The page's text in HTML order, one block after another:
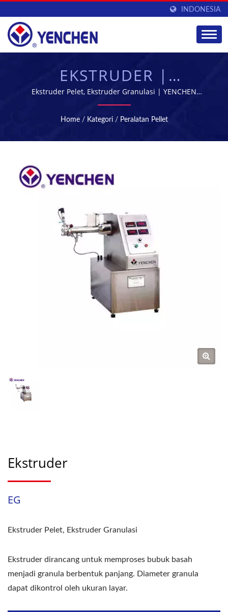
INDONESIA
EKSTRUDER |
PERALATAN
MANUFAKTUR &
PENGOLAHAN FARMASI
Ekstruder Pelet, Ekstruder Granulasi | YENCHEN
MACHINERY CO., LTD. telah mengkhususkan diri dalam
memproduksi Mesin Farmasi selama 60 tahun.
Home / Kategori / Peralatan Pellet
Ekstruder
EG
Ekstruder Pelet, Ekstruder Granulasi
Ekstruder dirancang untuk memproses bubuk basah
menjadi granula berbentuk panjang. Diameter granula
dapat dikontrol oleh ukuran layar.